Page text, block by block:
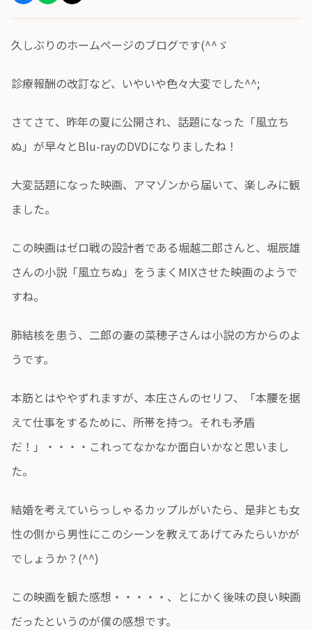
久しぶりのホームページのブログです(^^ゞ
診療報酬の改訂など、いやいや色々大変でした^^;
さてさて、昨年の夏に公開され、話題になった「風立ち
ぬ」が早々とBlu-rayのDVDになりましたね！
大変話題になった映画、アマゾンから届いて、楽しみに観
ました。
この映画はゼロ戦の設計者である堀越二郎さんと、堀辰雄
さんの小説「風立ちぬ」をうまくMIXさせた映画のようで
すね。
肺結核を患う、二郎の妻の菜穂子さんは小説の方からのよ
うです。
本筋とはややずれますが、本庄さんのセリフ、「本腰を据
えて仕事をするために、所帯を持つ。それも矛盾
だ！」・・・・これってなかなか面白いかなと思いまし
た。
結婚を考えていらっしゃるカップルがいたら、是非とも女
性の側から男性にこのシーンを教えてあげてみたらいかが
でしょうか？(^^)
この映画を観た感想・・・・・、とにかく後味の良い映画
だったというのが僕の感想です。